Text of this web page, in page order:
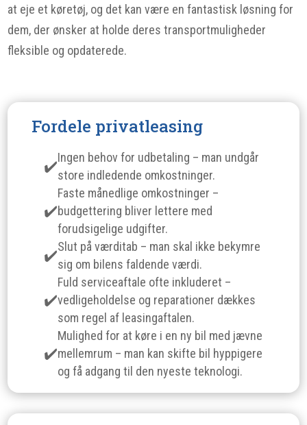
at eje et køretøj, og det kan være en fantastisk løsning for
dem, der ønsker at holde deres transportmuligheder
fleksible og opdaterede.
Fordele privatleasing
Ingen behov for udbetaling – man undgår
store indledende omkostninger.
Faste månedlige omkostninger –
budgettering bliver lettere med
forudsigelige udgifter.
Slut på værditab – man skal ikke bekymre
sig om bilens faldende værdi.
Fuld serviceaftale ofte inkluderet –
vedligeholdelse og reparationer dækkes
som regel af leasingaftalen.
Mulighed for at køre i en ny bil med jævne
mellemrum – man kan skifte bil hyppigere
og få adgang til den nyeste teknologi.